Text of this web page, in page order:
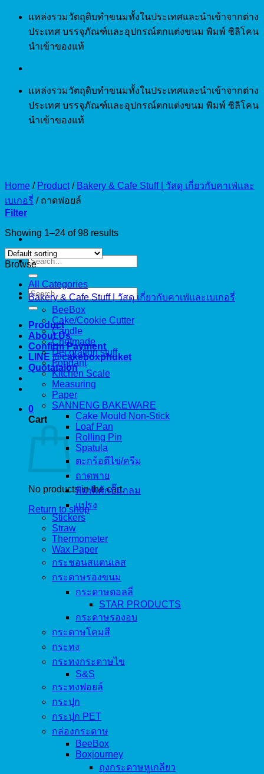
Skip
content
แหล่งรวมวัตถุดิบทำขนมทั้งในประเทศและนำเข้าจากต่าง
ประเทศ บรรจุภัณฑ์และอุปกรณ์ตกแต่งขนม พิมพ์ ซิลิโคน
นำเข้าของแท้
แหล่งรวมวัตถุดิบทำขนมทั้งในประเทศและนำเข้าจากต่าง
ประเทศ บรรจุภัณฑ์และอุปกรณ์ตกแต่งขนม พิมพ์ ซิลิโคน
นำเข้าของแท้
Search
for:
Search
for:
Product
About Us
Confirm Payment
LINE @cakeboxphuket
Quotataion
0
Cart
No products in the cart.
Return to shop
Home / Product / Bakery & Cafe Stuff | วัสดุ เกี่ยวกับคาเฟ่และ
เบเกอรี่ /ถาดฟอยล์
Filter
Showing 1–24 of 98 results
Browse
All Categories
Bakery & Cafe Stuff | วัสดุ เกี่ยวกับคาเฟ่และเบเกอรี่
BeeBox
Cake/Cookie Cutter
Candle
Chefmade
Decoration stuff
Fondant
Kitchen Scale
Measuring
Paper
SANNENG BAKEWARE
Cake Mould Non-Stick
Loaf Pan
Rolling Pin
Spatula
ตะกร้อตีไข่/ครีม
ถาดพาย
พิมพ์เค้กปั๊มกลม
แปรง
Stickers
Straw
Thermometer
Wax Paper
กระชอนสแตนเลส
กระดาษรองขนม
กระดาษดอลลี่
STAR PRODUCTS
กระดาษรองอบ
กระดาษโคมสี
กระทง
กระทงกระดาษไข
S&S
กระทงฟอยล์
กระปุก
กระปุก PET
กล่องกระดาษ
BeeBox
Boxjourney
ถุงกระดาษหูเกลียว